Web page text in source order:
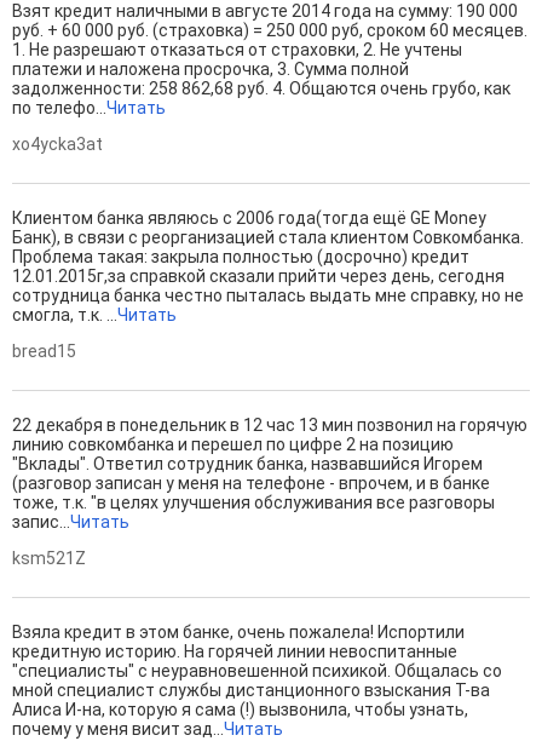
Взят кредит наличными в августе 2014 года на сумму: 190 000
руб. + 60 000 руб. (страховка) = 250 000 руб, сроком 60 месяцев.
1. Не разрешают отказаться от страховки, 2. Не учтены
платежи и наложена просрочка, 3. Сумма полной
задолженности: 258 862,68 руб. 4. Общаются очень грубо, как
по телефо...Читать
xo4ycka3at
Клиентом банка являюсь с 2006 года(тогда ещё GE Money
Банк), в связи с реорганизацией стала клиентом Совкомбанка.
Проблема такая: закрыла полностью (досрочно) кредит
12.01.2015г,за справкой сказали прийти через день, сегодня
сотрудница банка честно пыталась выдать мне справку, но не
смогла, т.к. ...Читать
bread15
22 декабря в понедельник в 12 час 13 мин позвонил на горячую
линию совкомбанка и перешел по цифре 2 на позицию
"Вклады". Ответил сотрудник банка, назвавшийся Игорем
(разговор записан у меня на телефоне - впрочем, и в банке
тоже, т.к. "в целях улучшения обслуживания все разговоры
запис...Читать
ksm521Z
Взяла кредит в этом банке, очень пожалела! Испортили
кредитную историю. На горячей линии невоспитанные
"специалисты" с неуравновешенной психикой. Общалась со
мной специалист службы дистанционного взыскания Т-ва
Алиса И-на, которую я сама (!) вызвонила, чтобы узнать,
почему у меня висит зад...Читать